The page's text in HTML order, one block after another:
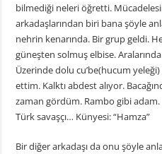
bilmediği neleri öğretti.
arkadaşlarından biri bana şöyle
nehrin kenarında. Bir grup geldi.
güneşten solmuş elbise.
Üzerinde dolu cu’be(hucum
ettim. Kalktı abdest alıyor.
zaman gördüm. Rambo gibi
Türk savaşçı… Künyesi: “Hamza”
Bir diğer arkadaşı da onu şöyle